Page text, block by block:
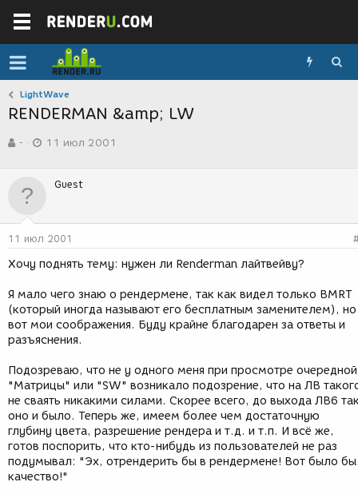
LightWave
RENDERMAN &amp; LW
в
р
м
-
а
д
н
я
11 июл 2001
Guest
11 июл 2001
Хочу поднять тему: нужен ли Renderman лайтвейву?
Я мало чего знаю о рендермене, так как видел только BMRT
(который иногда называют его бесплатным заменителем), но
вот мои соображения. Буду крайне благодарен за ответы и
разъяснения.
Подозреваю, что не у одного меня при просмотре очередной
"Матрицы" или "SW" возникало подозрение, что на ЛВ
не сваять никакими силами. Скорее всего, до выхода ЛВ6
оно и было. Теперь же, имеем более чем достаточную
глубину цвета, разрешение рендера и т.д. и т.п. И всё же,
готов поспорить, что кто-нибудь из пользователей не раз
подумывал: "Эх, отрендерить бы в рендермене! Вот было бы
качество!"